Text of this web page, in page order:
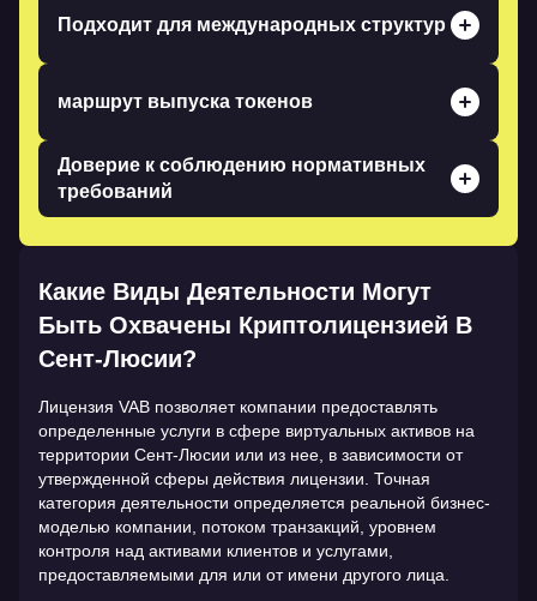
видов деятельности, включая обмен фиатных валют
на криптовалюты, обмен криптовалют на
Подходит для международных структур
принадлежащего иностранным владельцам, при
операционной деятельности.
маршрут выпуска токенов
порядок работы для предприятий, занимающихся
выпуском или продажей виртуальных активов в
стороны FSRA и выдачу заявления об отсутствии
Доверие к соблюдению нормативных
требований
финансированию терроризма и защите гражданских
прав, кибербезопасности, защиты активов клиентов
и оперативной готовности, что может укрепить
доверие со стороны партнеров и поставщиков услуг.
Какие Виды Деятельности Могут
Быть Охвачены Криптолицензией В
Сент-Люсии?
Лицензия VAB позволяет компании предоставлять
определенные услуги в сфере виртуальных активов на
территории Сент-Люсии или из нее, в зависимости от
утвержденной сферы действия лицензии. Точная
категория деятельности определяется реальной бизнес-
моделью компании, потоком транзакций, уровнем
контроля над активами клиентов и услугами,
предоставляемыми для или от имени другого лица.